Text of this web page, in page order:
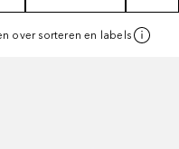
over sorteren en labelsGesponsord